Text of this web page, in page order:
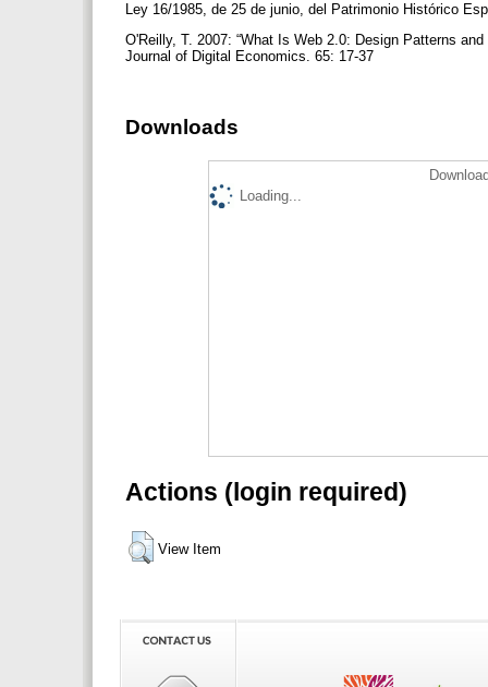
Ley 16/1985, de 25 de junio, del Patrimonio Histórico
O'Reilly, T. 2007: “What Is Web 2.0: Design Patterns
Journal of Digital Economics. 65: 17-37
Downloads
Loading...
Actions (login required)
View Item